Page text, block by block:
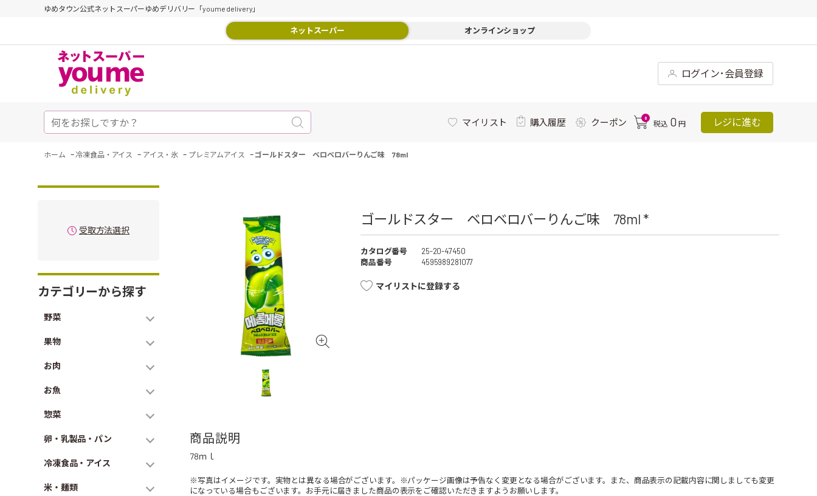
ゆめタウン公式ネットスーパーゆめデリバリー「youme delivery」
ネットスーパー オンラインショップ
ログイン･会員登録
マイリスト 購入履歴 クーポン 0
税込 0 円 レジに進む
ホーム - 冷凍食品・アイス - アイス・氷 - プレミアムアイス - ゴールドスター ベロベロバーりんご味 78ml
受取方法選択
カテゴリーから探す
野菜
果物
お肉
お魚
惣菜
卵・乳製品・パン
冷凍食品・アイス
米・麺類
ゴールドスター ベロベロバーりんご味 78ml *
カタログ番号
25-20-47450
商品番号
4595989281077
マイリストに登録する
商品説明
78ｍｌ
※写真はイメージです。実物とは異なる場合がございます。※パッケージ画像は予告なく変更となる場合がございます。また、商品表示の記載内容に関しましても変更
になっている場合もございます。お手元に届きました商品の表示をご確認いただきますようお願いします。